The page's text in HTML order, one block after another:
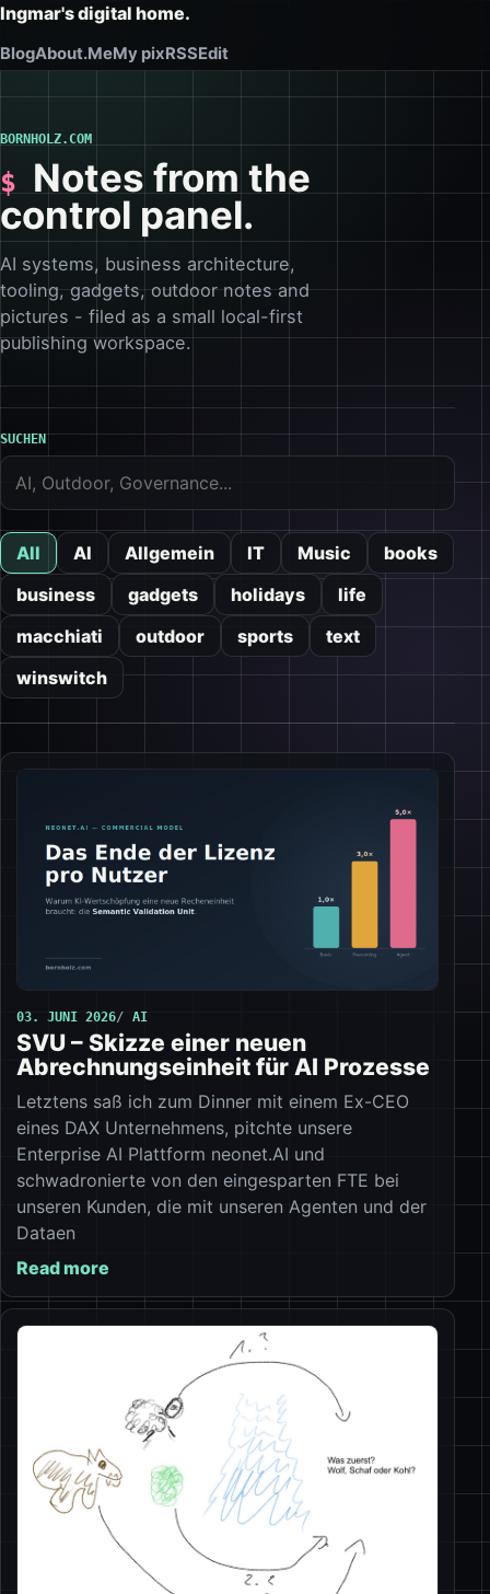
Ingmar's digital home.
BlogAbout.MeMy pixRSSEdit
BORNHOLZ.COM
Notes from the
control panel.
AI systems, business architecture,
tooling, gadgets, outdoor notes and
pictures - filed as a small local-first
publishing workspace.
SUCHEN
All AI Allgemein IT Music
books
business
gadgets holidays
life
macchiati
outdoor sports
text
winswitch
03. JUNI 2026 AI
SVU – Skizze einer neuen
Abrechnungseinheit für AI Prozesse
Letztens saß ich zum Dinner mit einem Ex-CEO
eines DAX Unternehmens, pitchte unsere
Enterprise AI Plattform neonet.AI und
schwadronierte von den eingesparten FTE bei
unseren Kunden, die mit unseren Agenten und der
Dataen
Read more